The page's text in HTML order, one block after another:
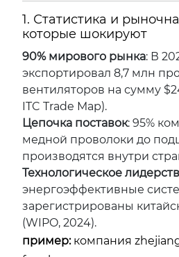
1. Статистика и
которые шокируют
90% мирового рынка: В
экспортировал 8,7 млн
вентиляторов на сумму
ITC Trade Map).
Цепочка поставок: 95%
медной проволоки до
производятся внутри
Технологическое
энергоэффективные
зарегистрированы
(WIPO, 2024).
пример:компания